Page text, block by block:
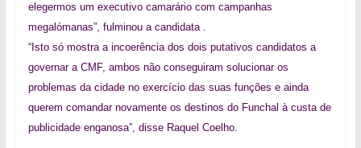
elegermos um executivo camarário com campanhas
megalómanas”, fulminou a candidata .
“Isto só mostra a incoerência dos dois putativos candidatos a
governar a CMF, ambos não conseguiram solucionar os
problemas da cidade no exercício das suas funções e ainda
querem comandar novamente os destinos do Funchal à custa de
publicidade enganosa”, disse Raquel Coelho.